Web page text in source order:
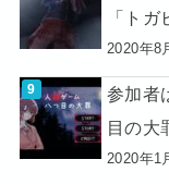
「ト
2020年8
参加者
目の大
2020年1